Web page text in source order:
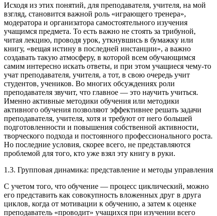
Исходя из этих понятий, для преподавателя, учителя, на мой
взгляд, становится важной роль «играющего тренера»,
модератора и организатора самостоятельного изучения
учащимся предмета. То есть важно не стоять за трибуной,
читая лекцию, проводя урок, уткнувшись в бумажку или
книгу, «вещая истину в последней инстанции», а важно
создавать такую атмосферу, в которой всем обучающимся
самим интересно искать ответы, и при этом учащиеся чему-то
учат преподавателя, учителя, а тот, в свою очередь учит
студентов, учеников. Во многих обсуждениях роли
преподавателя звучит, что главное — это научить учиться.
Именно активные методики обучения или методики
активного обучения позволяют эффективнее решать задачи
преподавателя, учителя, хотя и требуют от него большей
подготовленности и повышения собственной активности,
творческого подхода и постоянного профессионального роста.
Но последние условия, скорее всего, не представляются
проблемой для того, кто уже взял эту книгу в руки.
1.3. Групповая динамика: представление и методы управления
С учетом того, что обучение — процесс циклический, можно
его представить как совокупность вложенных друг в друга
циклов, когда от мотивации к обучению, а затем к оценке
преподаватель «проводит» учащихся при изучении всего